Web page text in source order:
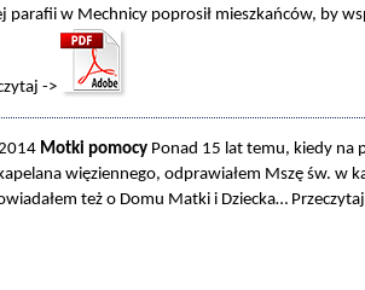
parafii w Mechnicy poprosił mieszkańców, by
->
Motki pomocy Ponad 15 lat temu, kiedy na
więziennego, odprawiałem Mszę św. w
też o Domu Matki i Dziecka…